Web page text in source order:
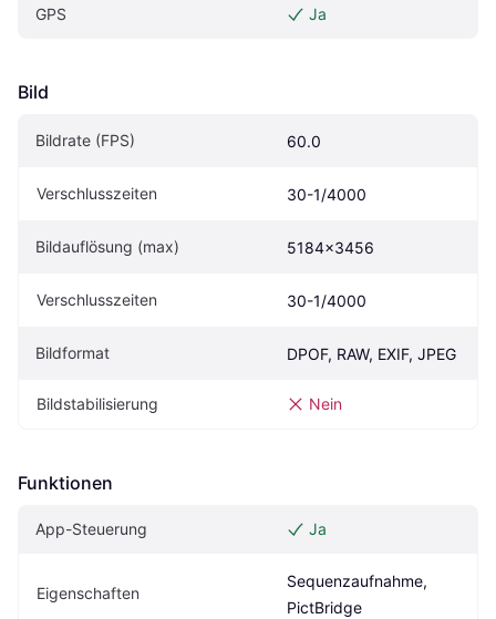
GPS Ja
Bild
Bildrate (FPS) 60.0
Verschlusszeiten 30-1/4000
Bildauflösung (max) 5184x3456
Verschlusszeiten 30-1/4000
Bildformat DPOF, RAW, EXIF, JPEG
Bildstabilisierung Nein
Funktionen
App-Steuerung Ja
Eigen­schaften
Sequenzaufnahme,
PictBridge